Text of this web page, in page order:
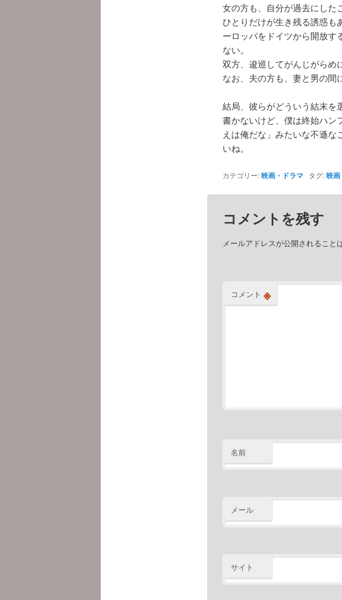
女の方も、自分が過去にした
ひとりだけが生き残る誘惑も
ーロッパをドイツから開放す
ない。
双方、逡巡してがんじがらめ
なお、夫の方も、妻と男の間
結局、彼らがどういう結末を
書かないけど、僕は終始ハン
えは俺だな」みたいな不遜
いね。
カテゴリー:映画・ドラマタグ:映画
コメントを残す
メールアドレスが公開されること
コメント ※
名前
メール
サイト